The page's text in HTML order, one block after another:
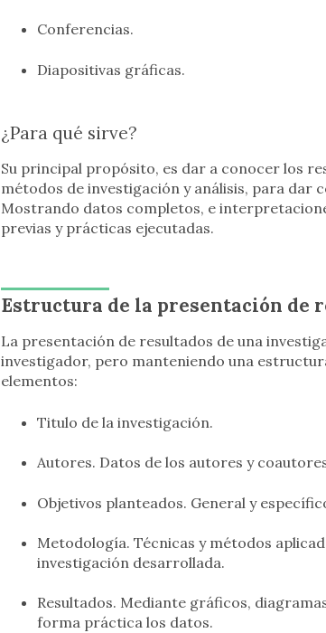
Conferencias.
Diapositivas gráficas.
¿Para qué sirve?
Su principal propósito, es dar a conocer los
métodos de investigación y análisis, para dar
Mostrando datos completos, e
previas y prácticas ejecutadas.
Estructura de la presentación de
La presentación de resultados de una
investigador, pero manteniendo una
elementos:
Titulo de la investigación.
Autores. Datos de los autores y
Objetivos planteados. General y
Metodología. Técnicas y métodos
investigación desarrollada.
Resultados. Mediante gráficos,
forma práctica los datos.